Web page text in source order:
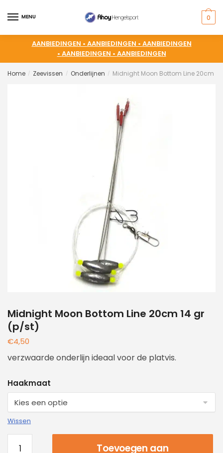
MENU 0
AANBIEDINGEN • AANBIEDINGEN • AANBIEDINGEN
• AANBIEDINGEN • AANBIEDINGEN
Home / Zeevissen / Onderlijnen / Midnight Moon Bottom Line 20cm
Midnight Moon Bottom Line 20cm 14 gr
(p/st)
€4,50
verzwaarde onderlijn ideaal voor de platvis.
Haakmaat
Wissen
Toevoegen aan